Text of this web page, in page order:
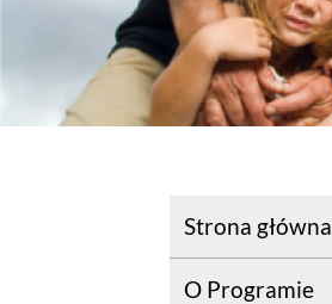
Strona główna
O Programie